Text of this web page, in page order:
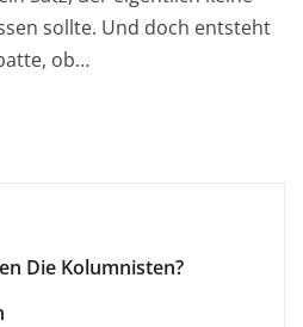
sollte. Und doch entsteht
ob…
Die Kolumnisten?